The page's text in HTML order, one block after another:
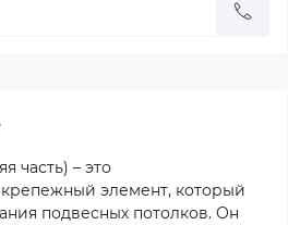
часть) – это
элемент, который
подвесных потолков. Он